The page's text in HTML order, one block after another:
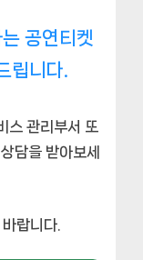
공연티켓
립니다.
스 관리부서 또
을 받아보세
랍니다.